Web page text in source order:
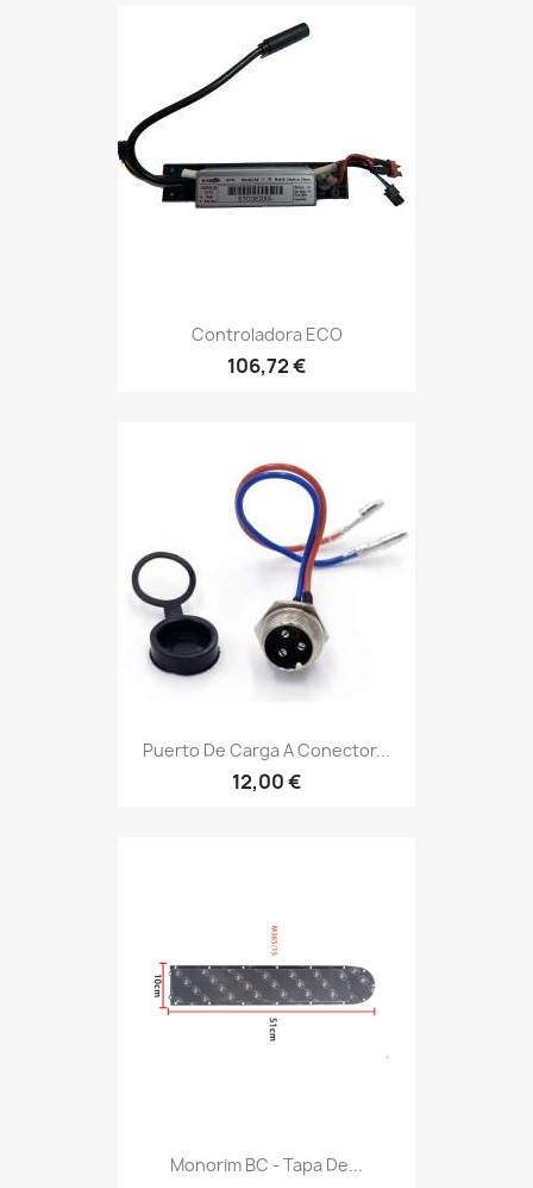
Controladora ECO
106,72 €
Puerto De Carga A Conector...
12,00 €
Monorim BC - Tapa De...